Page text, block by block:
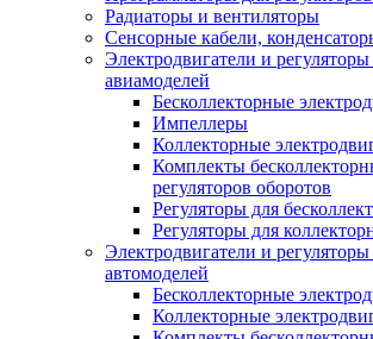
Радиаторы и вентиляторы
Сенсорные кабели,
Электродвигатели и
авиамоделей
Бесколлекторные
Импеллеры
Коллекторные
Комплекты
регуляторов оборотов
Регуляторы для
Регуляторы для
Электродвигатели и
автомоделей
Бесколлекторные
Коллекторные